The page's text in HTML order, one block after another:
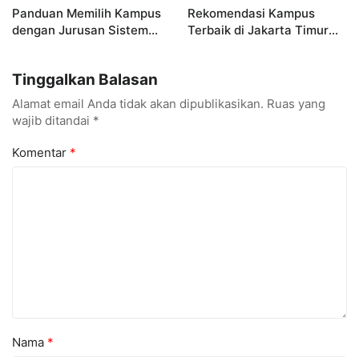
Panduan Memilih Kampus
dengan Jurusan Sistem
Rekomendasi Kampus
Terbaik di Jakarta Timur
Tinggalkan Balasan
Alamat email Anda tidak akan dipublikasikan. Ruas yang
wajib ditandai *
Komentar *
Nama *